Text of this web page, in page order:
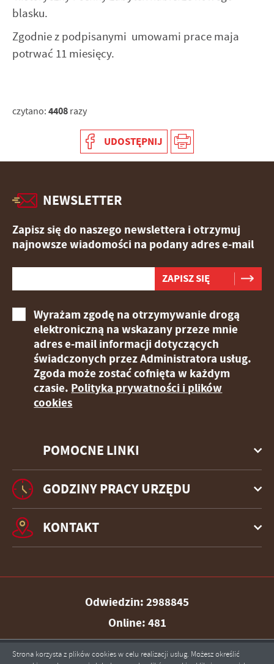
blasku.
Zgodnie z podpisanymi umowami prace maja
potrwać 11 miesięcy.
czytano: 4408 razy
UDOSTĘPNIJ
POMOCNE LINKI
NEWSLETTER
Zapisz się do naszego newslettera i otrzymuj
najnowsze wiadomości na podany adres e-mail
Wyrażam zgodę na otrzymywanie drogą
elektroniczną na wskazany przeze mnie
adres e-mail informacji dotyczących
świadczonych przez Administratora usług.
Zgoda może zostać cofnięta w każdym
czasie. Polityka prywatności i plików
cookies
GODZINY PRACY URZĘDU
KONTAKT
Odwiedzin: 2988845
Online: 481
Strona korzysta z plików cookies w celu realizacji usług. Możesz określić